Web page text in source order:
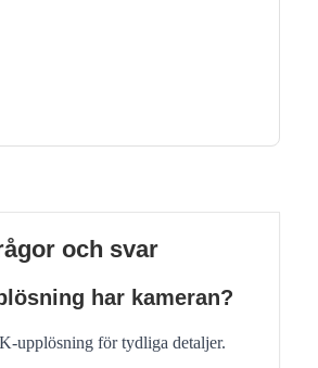
och svar
har kameran?
upplösning för tydliga detaljer.